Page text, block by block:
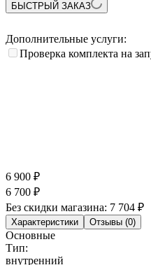
БЫСТРЫЙ ЗАКАЗ
Дополнительные услуги:
Проверка комплекта на
6 900 ₽
6 700 ₽
Без скидки магазина: 7 704 ₽
Характеристики Отзывы (0)
Основные
Тип:
внутренний